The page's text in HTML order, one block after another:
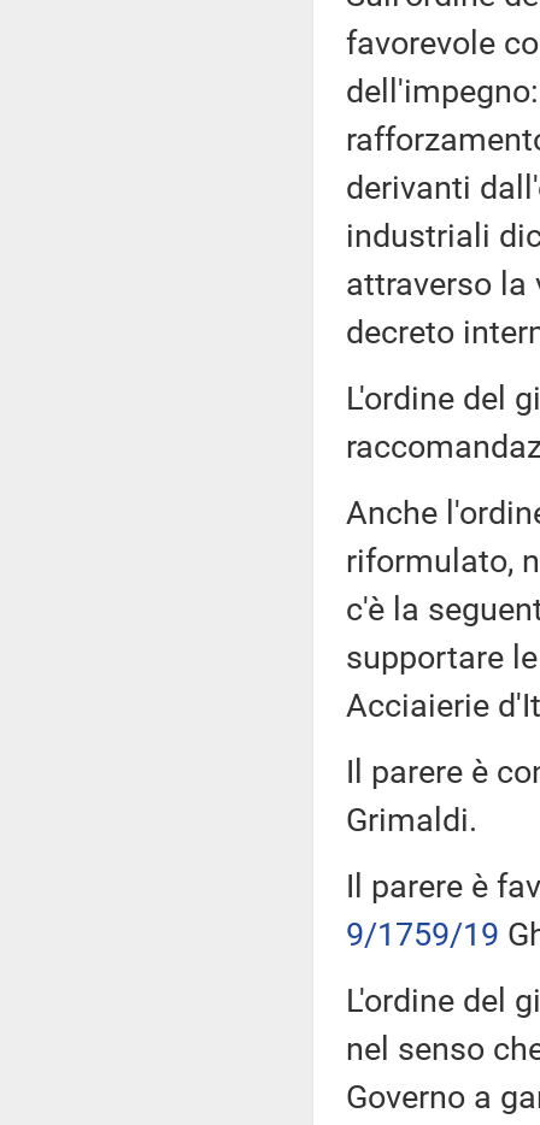
favorevole
derivanti
industriali
attraverso la
decreto
L'ordine del
Anche
riformulato,
c'è la
supportare
Acciaierie
Il parere è
Grimaldi.
Il parere è
9/1759/19
L'ordine del
nel senso
Governo a